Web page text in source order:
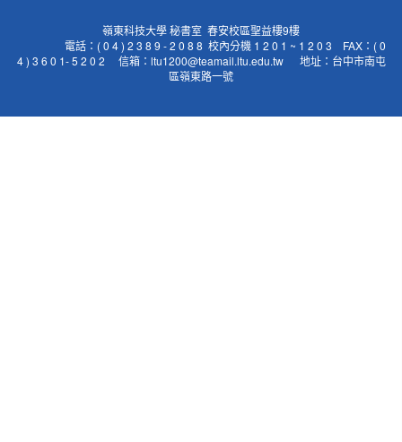
嶺東科技大學 秘書室 春安校區聖益樓9樓
電話：( 0 4 ) 2 3 8 9 - 2 0 8 8 校內分機 1 2 0 1 ~ 1 2 0 3 FAX：( 0
4 ) 3 6 0 1- 5 2 0 2 信箱：ltu1200@teamail.ltu.edu.tw 地址：台中市南屯
區嶺東路一號